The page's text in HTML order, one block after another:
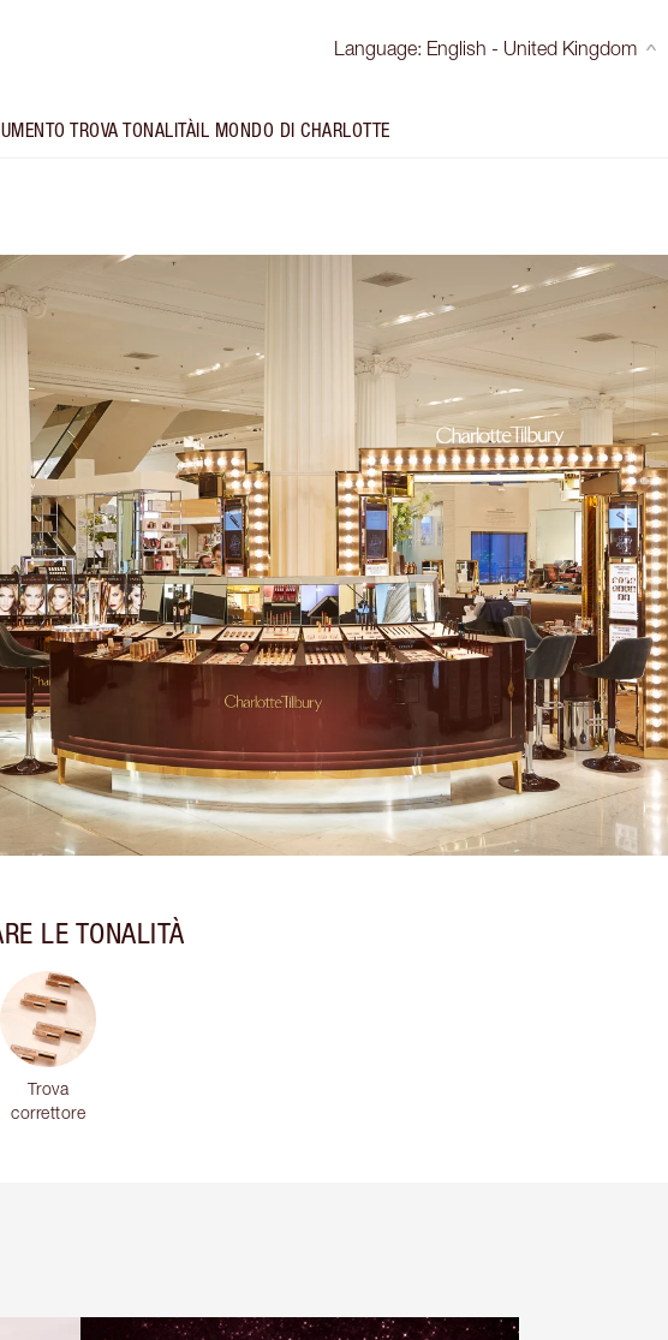
Language: English - United Kingdom
TROVA TONALITÀIL MONDO DI CHARLOTTE
LE TONALITÀ
Trova
correttore